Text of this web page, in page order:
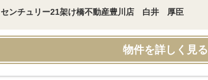
センチュリー21架け橋不動産豊川店 白井 厚臣
物件を詳しく見る